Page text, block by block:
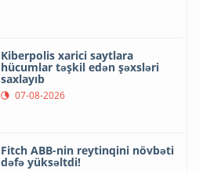
Kiberpolis xarici saytlara
hücumlar təşkil edən şəxsləri
saxlayıb
07-08-2026
Fitch ABB-nin reytinqini növbəti
dəfə yüksəltdi!